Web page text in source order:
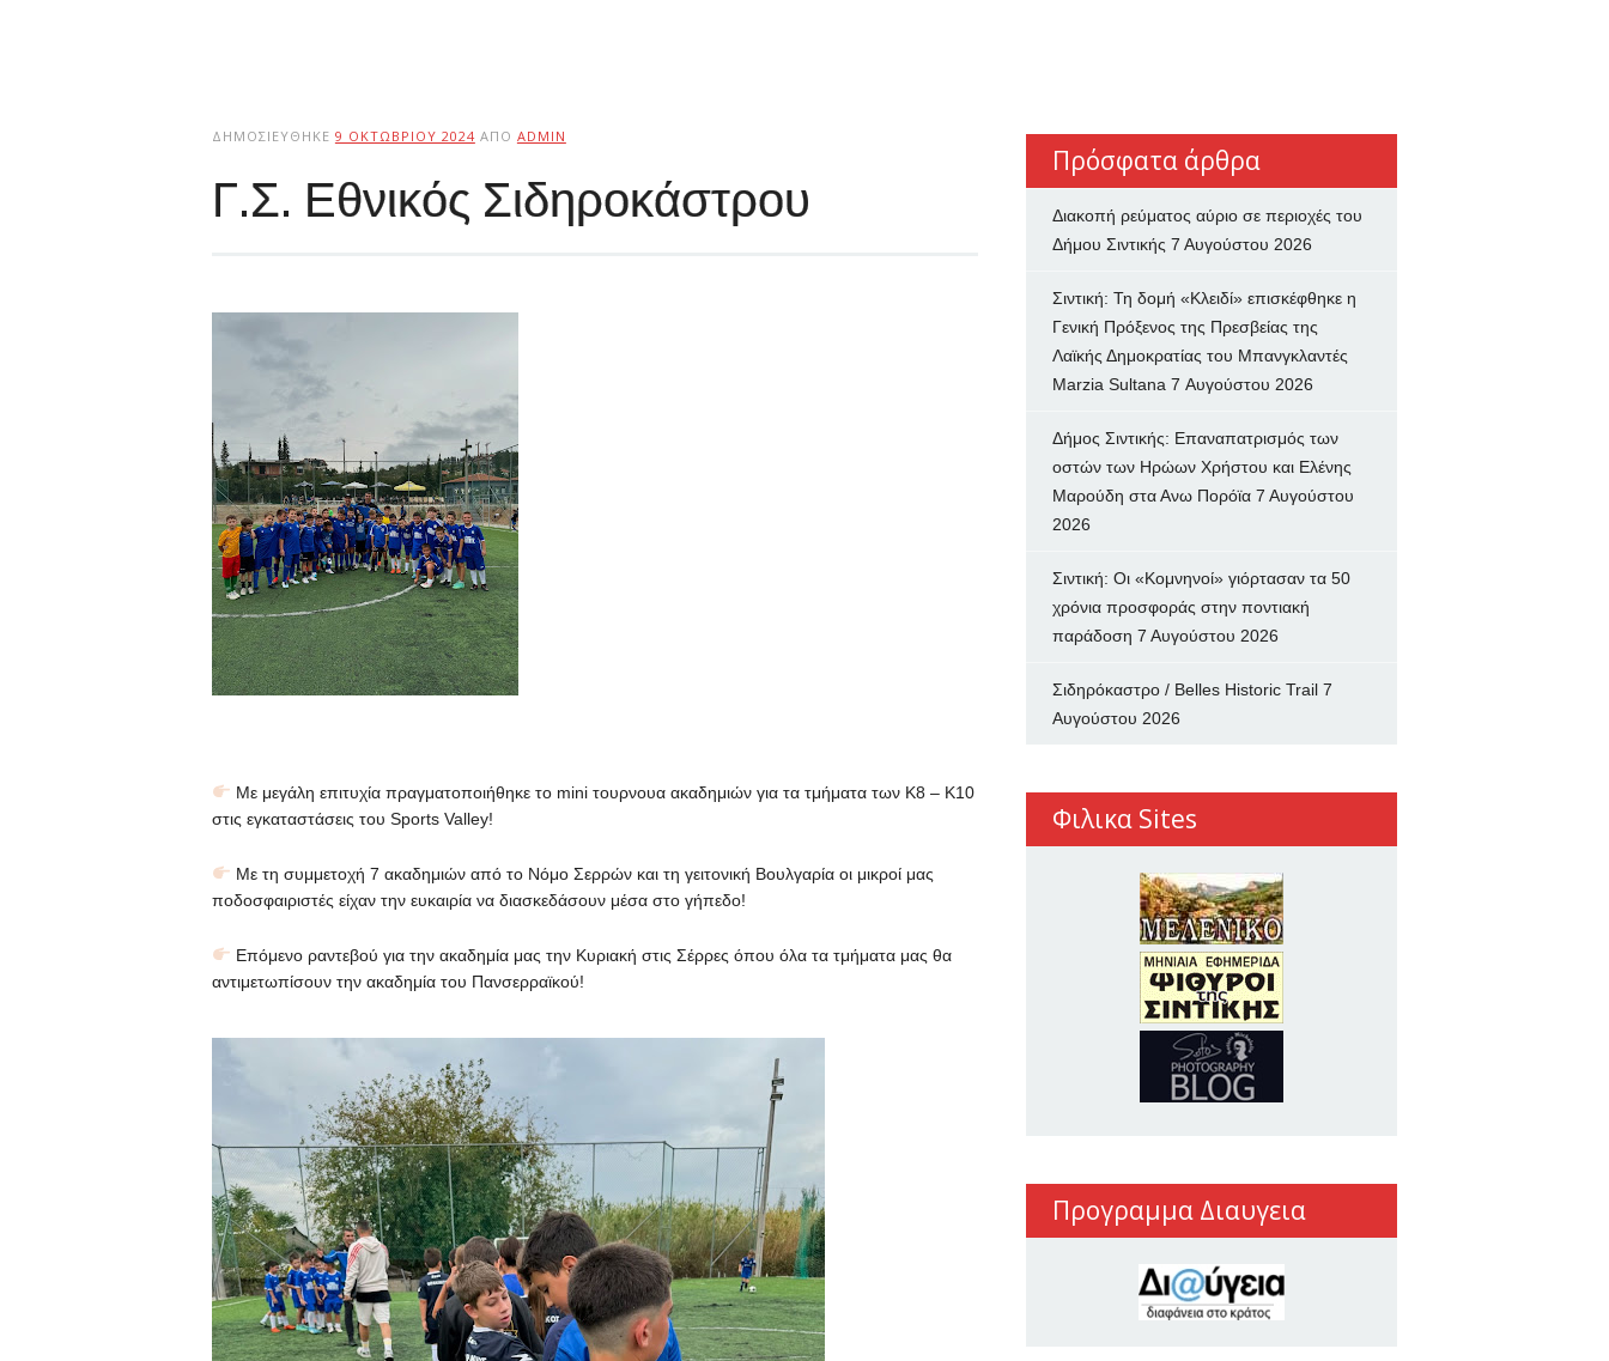
ΔΗΜΟΣΙΕΎΘΗΚΕ 9 ΟΚΤΩΒΡΊΟΥ 2024 ΑΠΌ ADMIN
Γ.Σ. Εθνικός Σιδηροκάστρου
Με μεγάλη επιτυχία πραγματοποιήθηκε το mini τουρνουα ακαδημιών για τα τμήματα των Κ8 – Κ10
στις εγκαταστάσεις του Sports Valley!
Με τη συμμετοχή 7 ακαδημιών από το Νόμο Σερρών και τη γειτονική Βουλγαρία οι μικροί μας
ποδοσφαιριστές είχαν την ευκαιρία να διασκεδάσουν μέσα στο γήπεδο!
Επόμενο ραντεβού για την ακαδημία μας την Κυριακή στις Σέρρες όπου όλα τα τμήματα μας θα
αντιμετωπίσουν την ακαδημία του Πανσερραϊκού!
Πρόσφατα άρθρα
Διακοπή ρεύματος αύριο σε περιοχές του
Δήμου Σιντικής 7 Αυγούστου 2026
Σιντική: Τη δομή «Κλειδί» επισκέφθηκε η
Γενική Πρόξενος της Πρεσβείας της
Λαϊκής Δημοκρατίας του Μπανγκλαντές
Marzia Sultana 7 Αυγούστου 2026
Δήμος Σιντικής: Επαναπατρισμός των
oστών των Ηρώων Χρήστου και Ελένης
Μαρούδη στα Ανω Πορόϊα 7 Αυγούστου
2026
Σιντική: Οι «Κομνηνοί» γιόρτασαν τα 50
χρόνια προσφοράς στην ποντιακή
παράδοση 7 Αυγούστου 2026
Σιδηρόκαστρο / Belles Historic Trail 7
Αυγούστου 2026
Φιλικα Sites
Προγραμμα Διαυγεια